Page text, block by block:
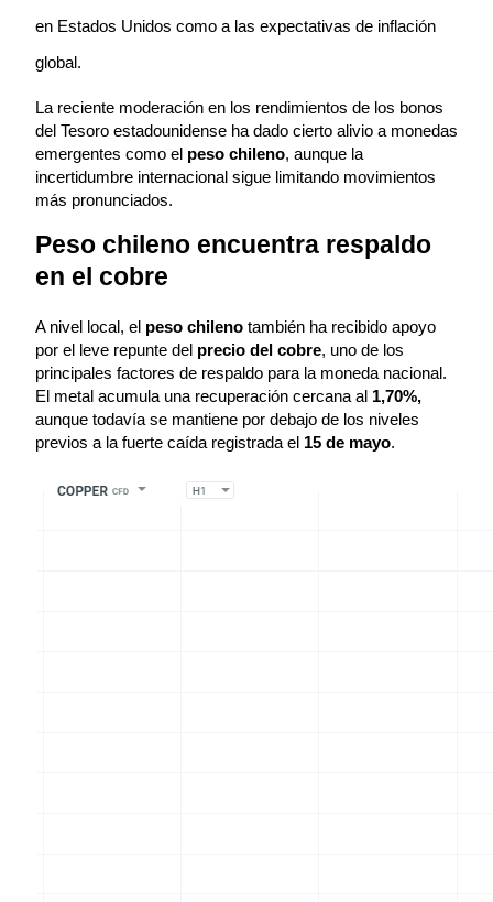
en Estados Unidos como a las expectativas de inflación
global.
La reciente moderación en los rendimientos de los bonos
del Tesoro estadounidense ha dado cierto alivio a monedas
emergentes como el peso chileno, aunque la
incertidumbre internacional sigue limitando movimientos
más pronunciados.
Peso chileno encuentra respaldo
en el cobre
A nivel local, el peso chileno también ha recibido apoyo
por el leve repunte del precio del cobre, uno de los
principales factores de respaldo para la moneda nacional.
El metal acumula una recuperación cercana al 1,70%,
aunque todavía se mantiene por debajo de los niveles
previos a la fuerte caída registrada el 15 de mayo.